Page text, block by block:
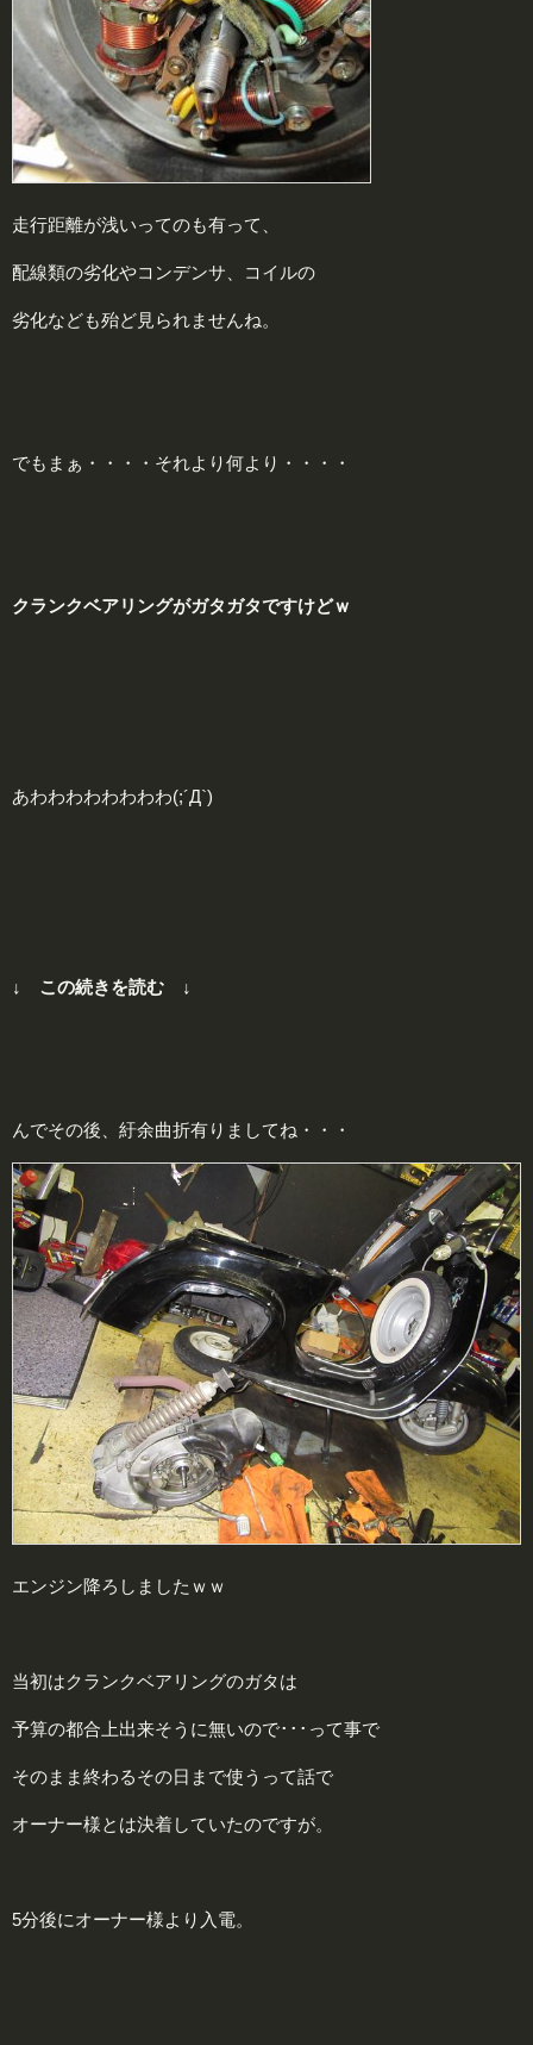
走行距離が浅いってのも有って、
配線類の劣化やコンデンサ、コイルの
劣化なども殆ど見られませんね。
でもまぁ・・・・それより何より・・・・
クランクベアリングがガタガタですけどｗ
あわわわわわわわわ(;´Д`)
↓ この続きを読む ↓
んでその後、紆余曲折有りましてね・・・
エンジン降ろしましたｗｗ
当初はクランクベアリングのガタは
予算の都合上出来そうに無いので･･･って事で
そのまま終わるその日まで使うって話で
オーナー様とは決着していたのですが。
5分後にオーナー様より入電。